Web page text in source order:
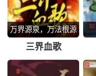
万界源泉，万法根源
三界血歌